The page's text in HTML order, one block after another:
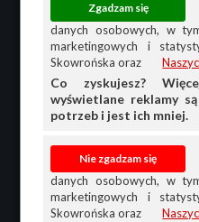
danych osobowych, w
marketingowych i
Skowrońska oraz
Co zyskujesz?
wyświetlane reklamy
potrzeb i jest ich mniej.
danych osobowych, w
marketingowych i
Skowrońska oraz